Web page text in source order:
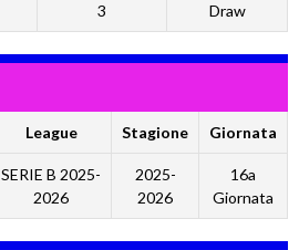
3 Draw
League Stagione Giornata
SERIE B 2025-
2026
2025-
2026
16a
Giornata